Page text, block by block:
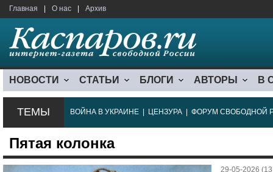
Главная О нас Архив
НОВОСТИ СТАТЬИ БЛОГИ АВТОРЫ В
ТЕМЫ ВОЙНА В УКРАИНЕ ЦЕНЗУРА ФОРУМ СВОБОДНОЙ
Пятая колонка
29-05-2026